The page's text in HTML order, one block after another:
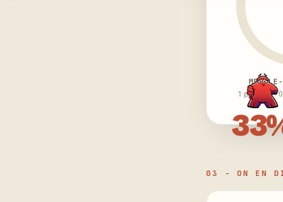
1 positifs ·
03 - ON EN